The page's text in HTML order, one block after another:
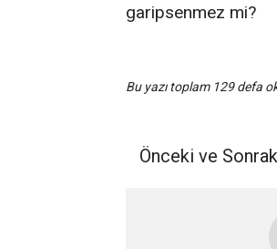
garipsenmez mi?
Bu yazı toplam 129 defa
Önceki ve